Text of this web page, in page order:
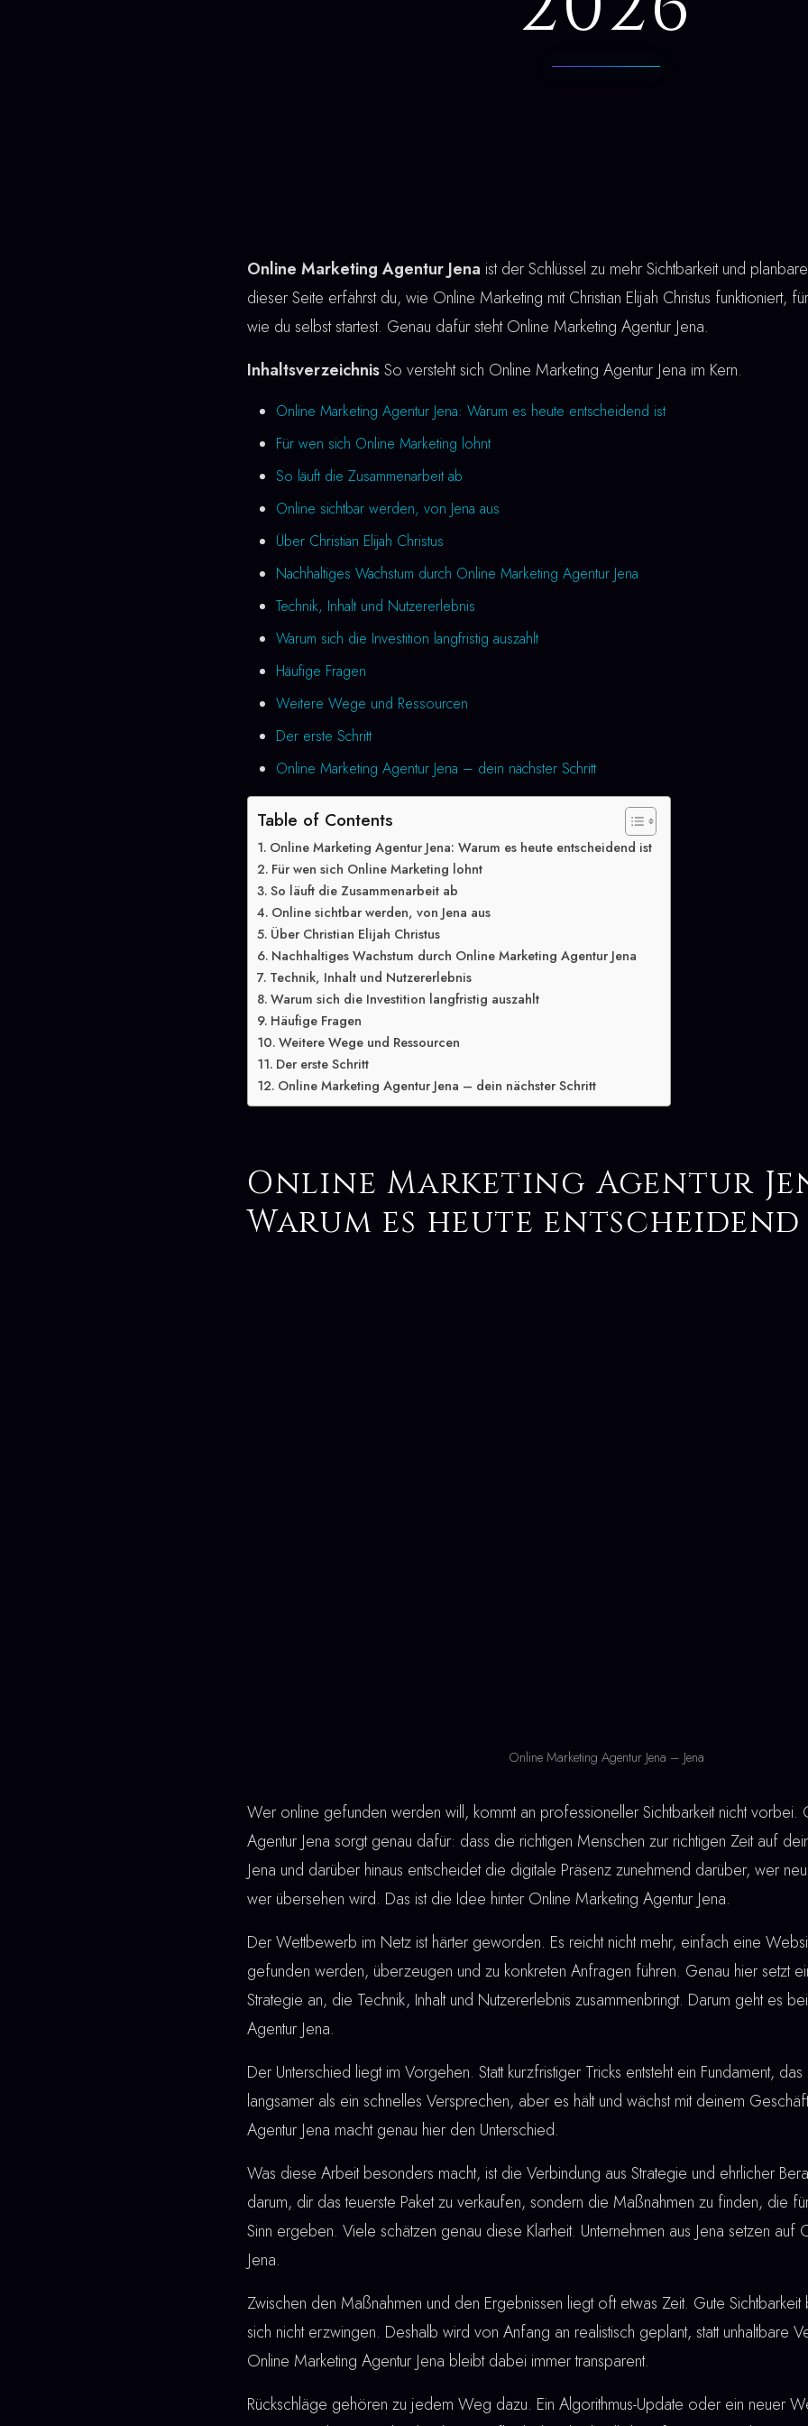
Online Marketing Agentur Jena ist der Schlüssel zu mehr Sichtbarkeit und
dieser Seite erfährst du, wie Online Marketing mit Christian Elijah Christus funktioniert,
wie du selbst startest. Genau dafür steht Online Marketing Agentur Jena.
InhaltsverzeichnisSo versteht sich Online Marketing Agentur Jena im Kern.
Online Marketing Agentur Jena: Warum es heute entscheidend ist
Für wen sich Online Marketing lohnt
So läuft die Zusammenarbeit ab
Online sichtbar werden, von Jena aus
Über Christian Elijah Christus
Nachhaltiges Wachstum durch Online Marketing Agentur Jena
Technik, Inhalt und Nutzererlebnis
Warum sich die Investition langfristig auszahlt
Häufige Fragen
Weitere Wege und Ressourcen
Der erste Schritt
Online Marketing Agentur Jena – dein nächster Schritt
Table of Contents
Online Marketing Agentur Jena: Warum es heute entscheidend ist
Für wen sich Online Marketing lohnt
So läuft die Zusammenarbeit ab
Online sichtbar werden, von Jena aus
Über Christian Elijah Christus
Nachhaltiges Wachstum durch Online Marketing Agentur Jena
Technik, Inhalt und Nutzererlebnis
Warum sich die Investition langfristig auszahlt
Häufige Fragen
Weitere Wege und Ressourcen
Der erste Schritt
Online Marketing Agentur Jena – dein nächster Schritt
Online Marketing Agentur
Warum es heute
Online Marketing Agentur Jena – Jena
Wer online gefunden werden will, kommt an professioneller Sichtbarkeit nicht vorbei.
Agentur Jena sorgt genau dafür: dass die richtigen Menschen zur richtigen Zeit auf
Jena und darüber hinaus entscheidet die digitale Präsenz zunehmend darüber, wer
wer übersehen wird. Das ist die Idee hinter Online Marketing Agentur Jena.
Der Wettbewerb im Netz ist härter geworden. Es reicht nicht mehr, einfach eine
gefunden werden, überzeugen und zu konkreten Anfragen führen. Genau hier setzt
Strategie an, die Technik, Inhalt und Nutzererlebnis zusammenbringt. Darum geht es
Agentur Jena.
Der Unterschied liegt im Vorgehen. Statt kurzfristiger Tricks entsteht ein Fundament,
langsamer als ein schnelles Versprechen, aber es hält und wächst mit deinem
Agentur Jena macht genau hier den Unterschied.
Was diese Arbeit besonders macht, ist die Verbindung aus Strategie und ehrlicher
darum, dir das teuerste Paket zu verkaufen, sondern die Maßnahmen zu finden, die
Sinn ergeben. Viele schätzen genau diese Klarheit. Unternehmen aus Jena setzen auf
Jena.
Zwischen den Maßnahmen und den Ergebnissen liegt oft etwas Zeit. Gute Sichtbarkeit
sich nicht erzwingen. Deshalb wird von Anfang an realistisch geplant, statt unhaltbare
Online Marketing Agentur Jena bleibt dabei immer transparent.
Rückschläge gehören zu jedem Weg dazu. Ein Algorithmus-Update oder ein neuer